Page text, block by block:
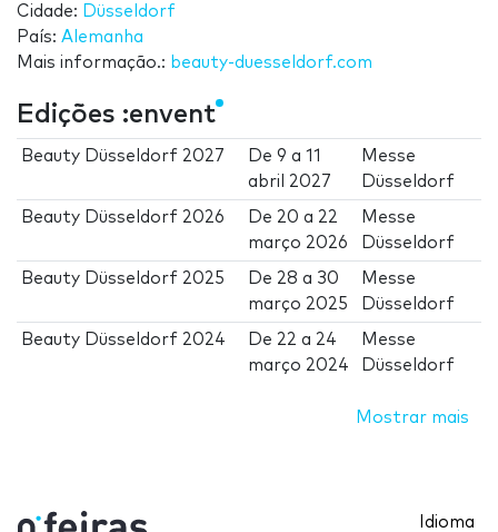
Cidade: Düsseldorf
País: Alemanha
Mais informação.: beauty-duesseldorf.com
Edições :envent
Beauty Düsseldorf 2027 De9 a11
abril 2027
Messe
Düsseldorf
Beauty Düsseldorf 2026 De 20 a 22
março 2026
Messe
Düsseldorf
Beauty Düsseldorf 2025 De 28 a 30
março 2025
Messe
Düsseldorf
Beauty Düsseldorf 2024 De 22 a 24
março 2024
Messe
Düsseldorf
Mostrar mais
Idioma